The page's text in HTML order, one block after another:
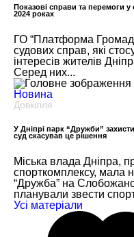
Показові справи та перемоги
2024 роках
ГО “Платформа
судових справ, які
інтересів жителів
Серед них...
Новина
Довкілля
У Дніпрі парк “Дружби”
суд скасував це рішення
Міська влада Дніпра,
спорткомплексу, мала
“Дружба” на
планували звести
Усi матерiали